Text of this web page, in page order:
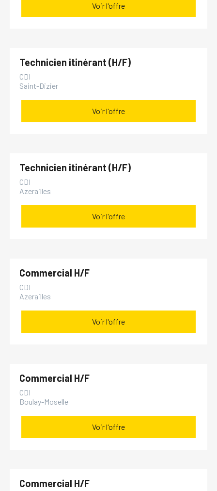
Voir l'offre
Technicien itinérant (H/F)
CDI
Saint-Dizier
Voir l'offre
Technicien itinérant (H/F)
CDI
Azerailles
Voir l'offre
Commercial H/F
CDI
Azerailles
Voir l'offre
Commercial H/F
CDI
Boulay-Moselle
Voir l'offre
Commercial H/F